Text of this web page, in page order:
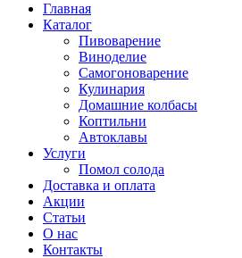
Главная
Каталог
Пивоварение
Виноделие
Самогоноварение
Кулинария
Домашние колбасы
Коптильни
Автоклавы
Услуги
Помол солода
Доставка и оплата
Акции
Статьи
О нас
Контакты